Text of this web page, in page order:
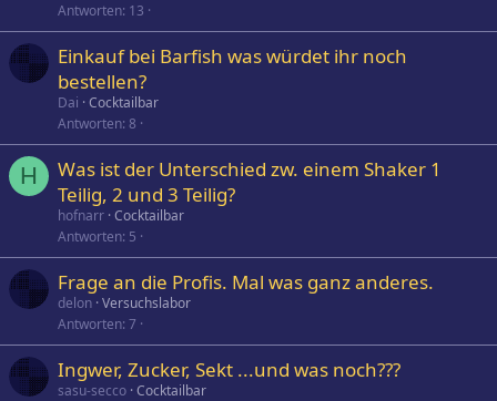
Antworten 13
Einkauf bei Barfish was würdet ihr noch
bestellen?
Dai Cocktailbar
Antworten 8
H
Was ist der Unterschied zw. einem Shaker 1
Teilig, 2 und 3 Teilig?
hofnarr Cocktailbar
Antworten 5
Frage an die Profis. Mal was ganz anderes.
delon Versuchslabor
Antworten 7
Ingwer, Zucker, Sekt ...und was noch???
sasu-secco Cocktailbar